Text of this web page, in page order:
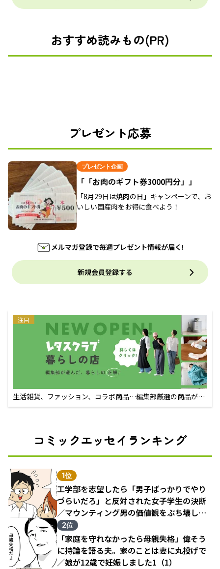
おすすめ読みもの(PR)
プレゼント応募
プレゼント企画
「「お肉のギフト券3000円分」」
「8月29日は焼肉の日」キャンペーンで、お
いしい国産肉をお得に食べよう！
メルマガ登録で毎週プレゼント情報が届く!
新規会員登録する
注目
生活雑貨、ファッション、コラボ商品…編集部厳選の商品が買
えるECサイト
コミックエッセイランキング
1位
工学部を志望したら「男子ばっかりでやり
づらいだろ」と反対された女子学生の決断
／マウンティング男の価値観をぶち壊した
結果（1）
2位
「家庭を守れなかったら母親失格」偉そう
に持論を語る夫。家のことは妻に丸投げで
／娘が12歳で妊娠しました1（1）